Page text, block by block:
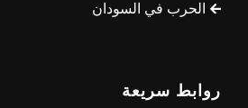
الحرب في السودان
روابط سريعة